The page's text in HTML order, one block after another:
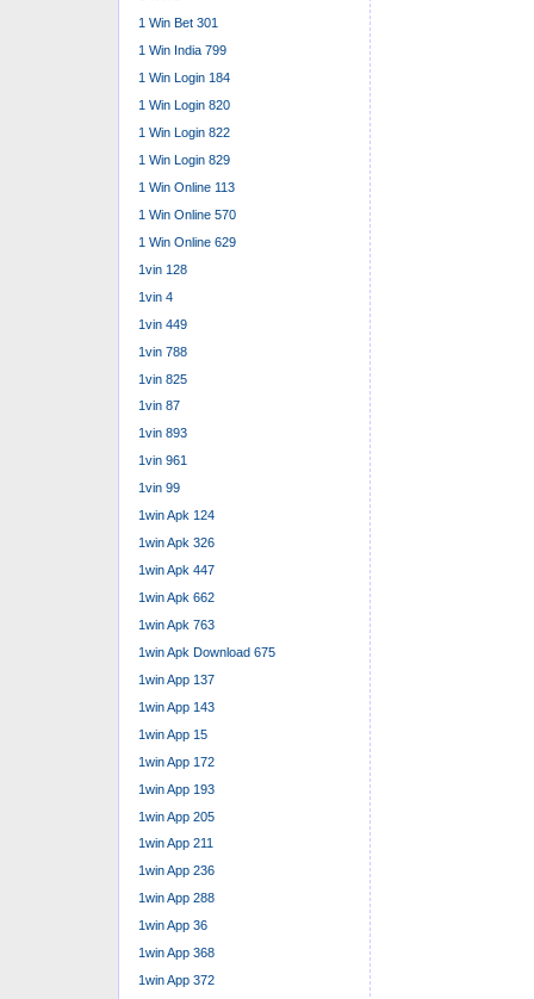
1 Win Bet 301
1 Win India 799
1 Win Login 184
1 Win Login 820
1 Win Login 822
1 Win Login 829
1 Win Online 113
1 Win Online 570
1 Win Online 629
1vin 128
1vin 4
1vin 449
1vin 788
1vin 825
1vin 87
1vin 893
1vin 961
1vin 99
1win Apk 124
1win Apk 326
1win Apk 447
1win Apk 662
1win Apk 763
1win Apk Download 675
1win App 137
1win App 143
1win App 15
1win App 172
1win App 193
1win App 205
1win App 211
1win App 236
1win App 288
1win App 36
1win App 368
1win App 372